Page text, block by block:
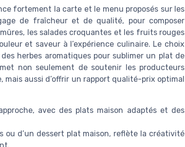
fortement la carte et le menu proposés sur les
de fraîcheur et de qualité, pour composer
les salades croquantes et les fruits rouges
et saveur à l’expérience culinaire. Le choix
herbes aromatiques pour sublimer un plat de
non seulement de soutenir les producteurs
mais aussi d’offrir un rapport qualité-prix optimal
avec des plats maison adaptés et des
ou d’un dessert plat maison, reflète la créativité